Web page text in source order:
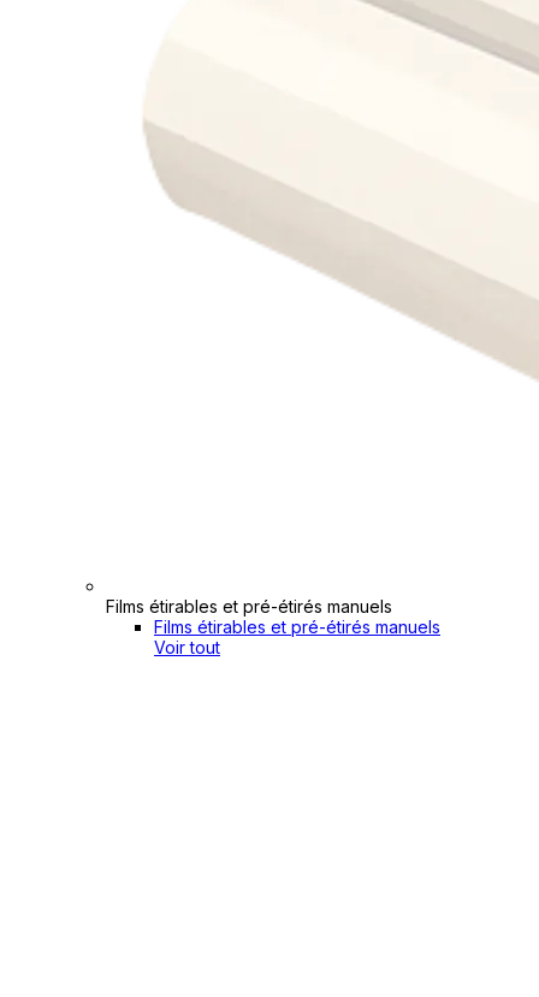
Films étirables et pré-étirés manuels
Films étirables et pré-étirés manuels
Voir tout